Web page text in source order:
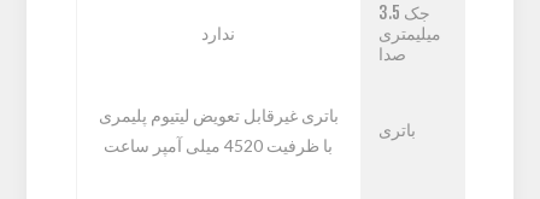
جک 3.5
میلیمتری
صدا
ندارد
باتری
باتری غیرقابل تعویض لیتیوم پلیمری
با ظرفیت 4520 میلی آمپر ساعت